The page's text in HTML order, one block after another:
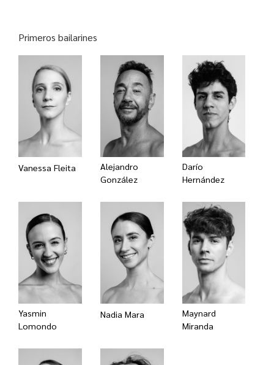
Primeros bailarines
Vanessa Fleita
Alejandro
González
Darío
Hernández
Yasmin
Lomondo
Nadia Mara
Maynard
Miranda